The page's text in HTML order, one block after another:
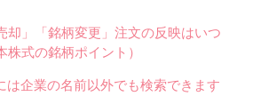
却」「銘柄変更」注文の反映はいつ
式の銘柄ポイント）
は企業の名前以外でも検索できます